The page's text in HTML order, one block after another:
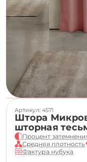
Артикул: 4571
Штора
шторная
Процент
Средняя плотность
Фактура нубука